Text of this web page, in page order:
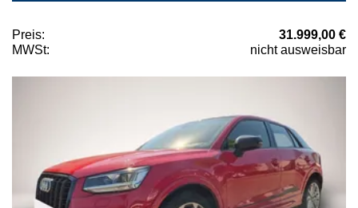
Preis:
31.999,00 €
MWSt:
nicht ausweisbar